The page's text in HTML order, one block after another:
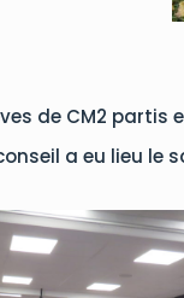
de CM2 partis
a eu lieu le